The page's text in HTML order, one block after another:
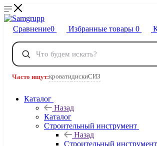
Сравнение0 Избранные товары 0
Телефоны
8 800 222-40-09
Часто ищут:кроватидискиСИЗ
Каталог
Назад
Каталог
Строительный инструмент
Назад
Строительный инструмент